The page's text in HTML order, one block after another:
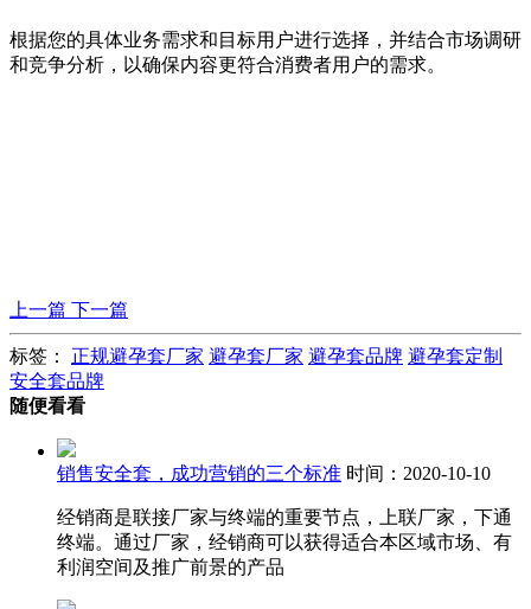
根据您的具体业务需求和目标用户进行选择，并结合市场调研
和竞争分析，以确保内容更符合消费者用户的需求。
上一篇 下一篇
标签： 正规避孕套厂家 避孕套厂家 避孕套品牌 避孕套定制
安全套品牌
随便看看
销售安全套，成功营销的三个标准 时间：2020-10-10
经销商是联接厂家与终端的重要节点，上联厂家，下通
终端。通过厂家，经销商可以获得适合本区域市场、有
利润空间及推广前景的产品